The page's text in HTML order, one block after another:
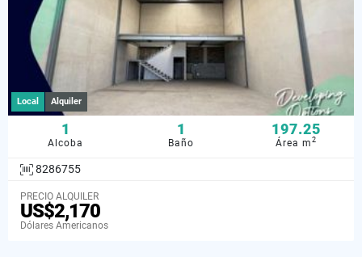
Local Alquiler
1
Alcoba
1
Baño
197.25
Área m2
8286755
PRECIO ALQUILER
US$2,170
Dólares Americanos